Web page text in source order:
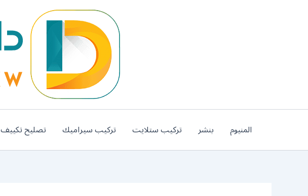
المنيوم بنشر تركيب ستلايت تركيب سيراميك تصليح تكييف